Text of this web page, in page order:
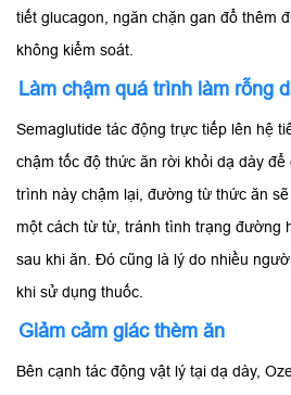
tiết glucagon, ngăn chặn gan đổ thêm
không kiểm soát.
Làm chậm quá trình làm rỗng
Semaglutide tác động trực tiếp lên hệ
chậm tốc độ thức ăn rời khỏi dạ dày để
trình này chậm lại, đường từ thức ăn
một cách từ từ, tránh tình trạng đường
sau khi ăn. Đó cũng là lý do nhiều
khi sử dụng thuốc.
Giảm cảm giác thèm ăn
Bên cạnh tác động vật lý tại dạ dày,